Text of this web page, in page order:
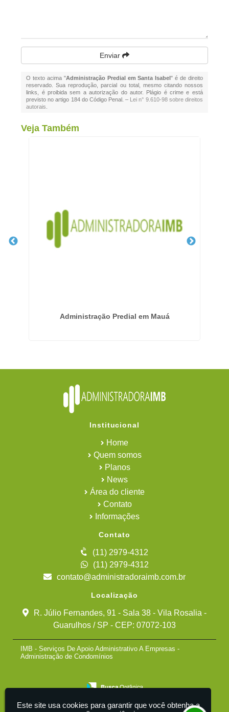
Enviar
O texto acima "Administração Predial em Santa Isabel" é de direito
reservado. Sua reprodução, parcial ou total, mesmo citando nossos
links, é proibida sem a autorização do autor. Plágio é crime e está
previsto no artigo 184 do Código Penal. – Lei n° 9.610-98 sobre direitos
autorais
Veja Também
Administração Predial em Mauá
Institucional
Home
Quem somos
Planos
News
Área do cliente
Contato
Informações
Contato
(11) 2979-4312
(11) 2979-4312
contato@administradoraimb.com.br
Localização
R. Júlio Fernandes, 91 - Sala 38 - Vila Rosalia -
Guarulhos / SP - CEP: 07072-103
IMB - Serviços De Apoio Administrativo A Empresas -
Administração de Condomínios
Este site usa cookies para garantir que você obtenha a